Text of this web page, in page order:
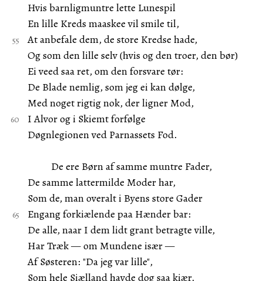
Hvis barnligmuntre lette Lunespil
En lille Kreds maaskee vil smile til,
At anbefale dem, de store Kredse hade,
Og som den lille selv (hvis og den troer, den bør)
Ei veed saa ret, om den forsvare tør:
De Blade nemlig, som jeg ei kan dølge,
Med noget rigtig nok, der ligner Mod,
I Alvor og i Skiemt forfølge
Døgnlegionen ved Parnassets Fod.
De ere Børn af samme muntre Fader,
De samme lattermilde Moder har,
Som de, man overalt i Byens store Gader
Engang forkiælende paa Hænder bar:
De alle, naar I dem lidt grant betragte ville,
Har Træk — om Mundene især —
Af Søsteren: "Da jeg var lille",
Som hele Siælland havde dog saa kiær.